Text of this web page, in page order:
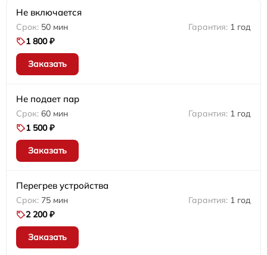
Не включается
50 мин
1 год
1 800 ₽
Заказать
Не подает пар
60 мин
1 год
1 500 ₽
Заказать
Перегрев устройства
75 мин
1 год
2 200 ₽
Заказать